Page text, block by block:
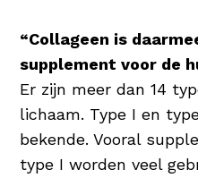
keer zijn gewicht in
waardoor de huid
beschermd. Een
vochtinbrenger dus
“Collageen is
supplement voor de
Er zijn meer dan 14
lichaam. Type I en
bekende. Vooral
type I worden veel